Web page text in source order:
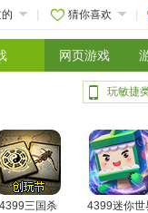
猜你喜欢
网页游戏
玩敏捷
4399三国杀 4399迷你世